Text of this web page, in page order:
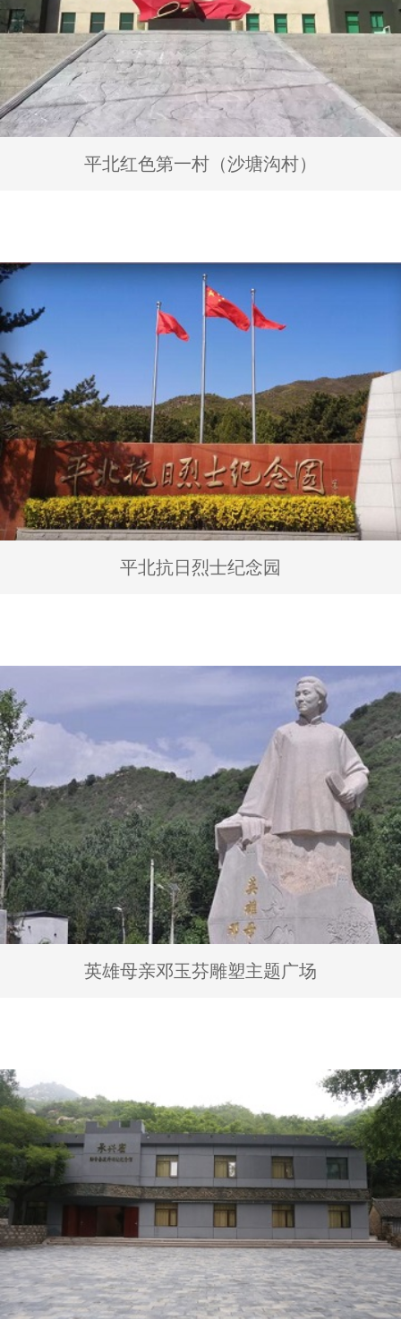
平北红色第一村（沙塘沟村）
平北抗日烈士纪念园
英雄母亲邓玉芬雕塑主题广场